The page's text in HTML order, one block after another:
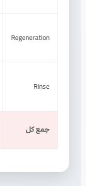
Regeneration
Rinse
جمع کل